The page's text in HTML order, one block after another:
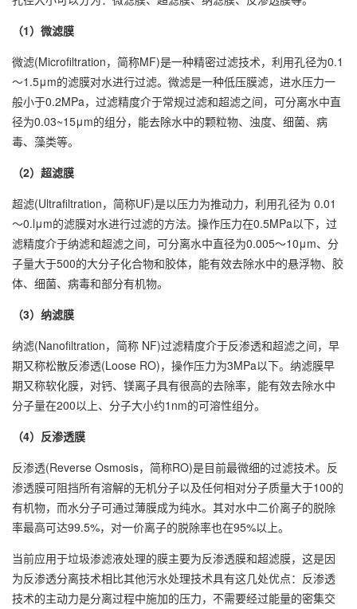
（1）微滤膜
微滤(Microfiltration，简称MF)是一种精密过滤技术，利用孔径为0.1
～1.5μm的滤膜对水进行过滤。微滤是一种低压膜滤，进水压力一
般小于0.2MPa，过滤精度介于常规过滤和超滤之间，可分离水中直
径为0.03~15μm的组分，能去除水中的颗粒物、浊度、细菌、病
毒、藻类等。
（2）超滤膜
超滤(Ultrafiltration，简称UF)是以压力为推动力，利用孔径为 0.01
～0.lμm的滤膜对水进行过滤的方法。操作压力在0.5MPa以下，过
滤精度介于纳滤和超滤之间，可分离水中直径为0.005～10μm、分
子量大于500的大分子化合物和胶体，能有效去除水中的悬浮物、胶
体、细菌、病毒和部分有机物。
（3）纳滤膜
纳滤(Nanofiltration，简称 NF)过滤精度介于反渗透和超滤之间，早
期又称松散反渗透(Loose RO)，操作压力为3MPa以下。纳滤膜早
期又称软化膜，对钙、镁离子具有很高的去除率，能有效去除水中
分子量在200以上、分子大小约1nm的可溶性组分。
（4）反渗透膜
反渗透(Reverse Osmosis，简称RO)是目前最微细的过滤技术。反
渗透膜可阻挡所有溶解的无机分子以及任何相对分子质量大于100的
有机物，而水分子可通过薄膜成为纯水。其对水中二价离子的脱除
率最高可达99.5%，对一价离子的脱除率也在95%以上。
当前应用于垃圾渗滤液处理的膜主要为反渗透膜和超滤膜，这是因
为反渗透分离技术相比其他污水处理技术具有这几处优点：反渗透
技术的主动力是分离过程中施加的压力，不需要经过能量的密集交